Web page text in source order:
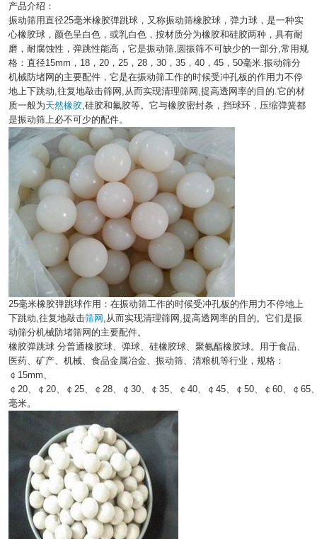
多，如我们常见的有NBR丁腈橡胶，NR天然橡胶，CR氯丁橡胶，
EPDM三元乙丙橡胶，HNBR氢化丁腈橡胶，SILICONE硅胶，FKM，
VITON，氟橡胶，FLS硅氟橡胶，PU聚氨酯，SBR丁苯橡胶，Buna
丁纳橡胶，丙烯酸酯橡胶。不同材料生产硅胶球，橡胶球时的硫化生
产工艺也不同，如温度，成型时间，合模力，液压力，开模方式等是
按照产品的结构，尺寸，精密度来调整。皮带输送机：橡胶弹力球高
清图片： 振动筛橡胶球价格： 橡胶球：斗式提升机斗:
产品介绍：
振动筛用直径25毫米橡胶弹跳球，又称振动筛橡胶球，弹力球，是一种实
心橡胶球，颜色呈白色，或乳白色，按材质分为橡胶和硅胶两种，具有耐
磨，耐腐蚀性，弹跳性能高，它是振动筛,圆振筛不可缺少的一部分,常用规
格：直径15mm，18，20，25，28，30，35，40，45，50毫米.振动筛分
机械防堵网的主要配件，它是在振动筛工作的时候受冲孔板的作用力不停
地上下跳动,往复地敲击筛网,从而实现清理筛网,提高透网率的目的.它的材
质一般为天然橡胶,硅胶和氟胶等。它与橡胶密封条，挡球环，压缩弹簧都
是振动筛上必不可少的配件。
25毫米橡胶弹跳球作用：在振动筛工作的时候受冲孔板的作用力不停地上
下跳动,往复地敲击筛网 ,从而实现清理筛网,提高透网率的目的。它们是振
动筛分机械防堵筛网的主要配件。
橡胶弹跳球 分普通橡胶球、弹球、硅橡胶球、聚氨酯橡胶球。用于食品、
医药、矿产、机械、食品金属冶金、振动筛、清粮机等行业，规格：
￠15mm、
￠20、￠20、￠25、￠28、￠30、￠35、￠40、￠45、￠50、￠60、￠65
毫米。